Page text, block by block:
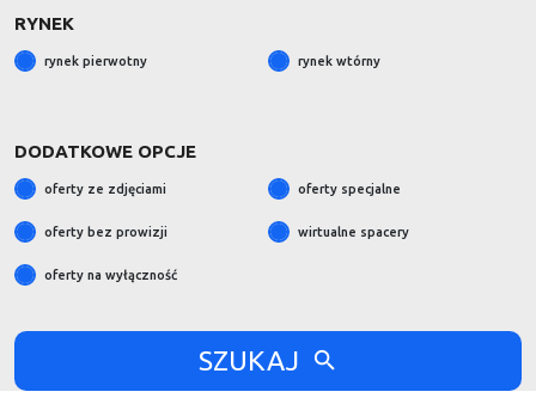
RYNEK
rynek pierwotny rynek wtórny
DODATKOWE OPCJE
oferty ze zdjęciami oferty specjalne
oferty bez prowizji wirtualne spacery
oferty na wyłączność
SZUKAJ